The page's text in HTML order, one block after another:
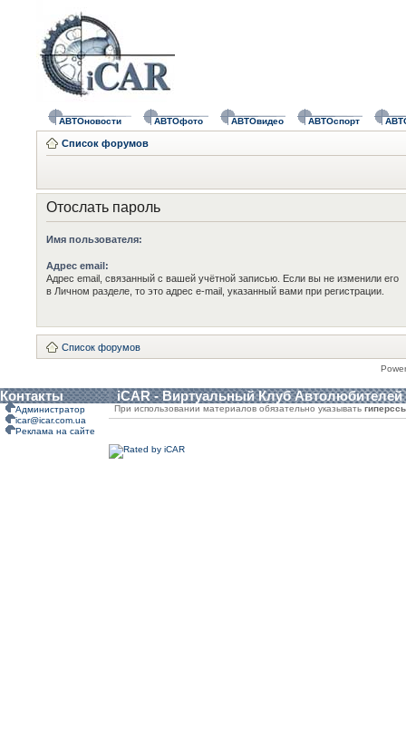
АВТОновости АВТОфото АВТОвидео АВТОспорт
Список форумов
Отослать пароль
Имя пользователя:
Адрес email:
Адрес email, связанный с вашей учётной записью. Если вы не изменили его
в Личном разделе, то это адрес e-mail, указанный вами при регистрации.
Список форумов
Контакты iCAR - Виртуальный Клуб Автолюбителей
Администратор
icar@icar.com.ua
Реклама на сайте
При использовании материалов обязательно указывать